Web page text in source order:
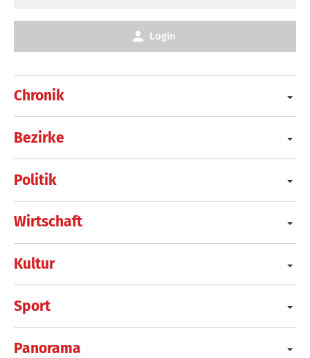
Chronik
Bezirke
Politik
Wirtschaft
Kultur
Sport
Panorama
Login